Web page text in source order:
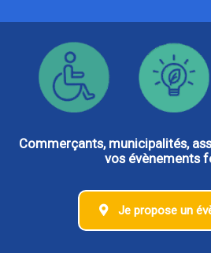
Commerçants, municipalités,
vos évènements
Je propose un